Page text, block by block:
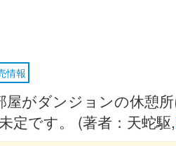
情報
ダンジョンの休憩所
定です。 (著者：天蛇駆,